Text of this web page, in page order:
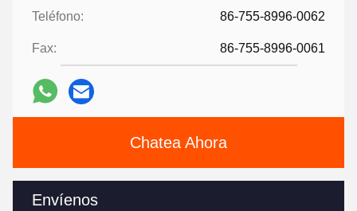
Teléfono: 86-755-8996-0062
Fax: 86-755-8996-0061
Chatea Ahora
Envíenos